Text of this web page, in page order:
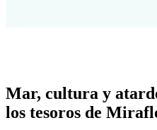
Mar, cultura y
los tesoros de